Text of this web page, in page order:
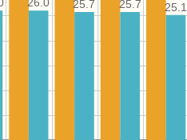
25.1
25.7
25.7
26.0